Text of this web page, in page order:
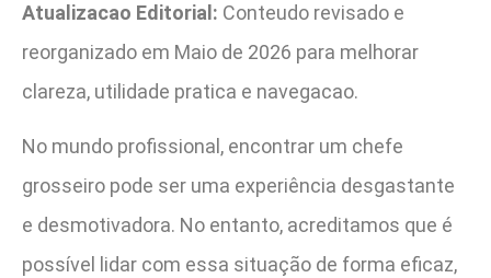
Atualizacao Editorial: Conteudo revisado e
reorganizado em Maio de 2026 para melhorar
clareza, utilidade pratica e navegacao.
No mundo profissional, encontrar um chefe
grosseiro pode ser uma experiência desgastante
e desmotivadora. No entanto, acreditamos que é
possível lidar com essa situação de forma eficaz,